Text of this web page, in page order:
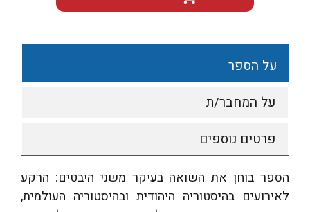
על הספר
על המחבר/ת
פרטים נוספים
הספר בוחן את השואה בעיקר משני היבטים: הרקע
לאירועים בהיסטוריה היהודית ובהיסטוריה העולמית,